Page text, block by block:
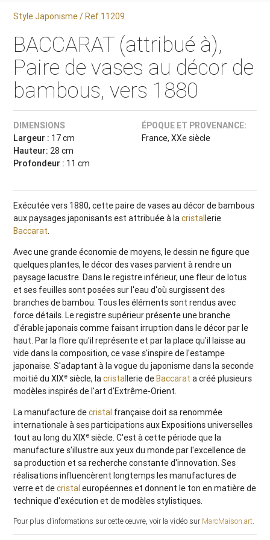
Style Japonisme / Ref.11209
BACCARAT (attribué à),
Paire de vases au décor de
bambous, vers 1880
DIMENSIONS
Largeur : 17 cm
Hauteur: 28 cm
Profondeur : 11 cm
ÉPOQUE ET PROVENANCE:
France, XXe siècle
Exécutée vers 1880, cette paire de vases au décor de bambous
aux paysages japonisants est attribuée à lacristallerie
Baccarat.
Avec une grande économie de moyens, le dessin ne figure que
quelques plantes, le décor des vases parvient à rendre un
paysage lacustre. Dans le registre inférieur, une fleur de lotus
et ses feuilles sont posées sur l'eau d'où surgissent des
branches de bambou. Tous les éléments sont rendus avec
force détails. Le registre supérieur présente une branche
d'érable japonais comme faisant irruption dans le décor par le
haut. Par la flore qu'il représente et par la place qu'il laisse au
vide dans la composition, ce vase s'inspire de l'estampe
japonaise. S'adaptant à la vogue du japonisme dans la seconde
moitié du XIXe siècle, lacristallerie deBaccarat a créé plusieurs
modèles inspirés de l'art d'Extrême-Orient.
La manufacture decristal française doit sa renommée
internationale à ses participations aux Expositions universelles
tout au long du XIXe siècle. C'est à cette période que la
manufacture s'illustre aux yeux du monde par l'excellence de
sa production et sa recherche constante d'innovation. Ses
réalisations influencèrent longtemps les manufactures de
verre et decristal européennes et donnent le ton en matière de
technique d'exécution et de modèles stylistiques.
Pour plus d’informations sur cette œuvre, voir la vidéo sur MarcMaison.art.